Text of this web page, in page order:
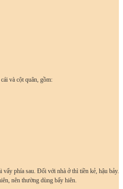
và cột quân, gồm:
vẩy phía sau. Đối với nhà ở thì tiền kẻ, hậu bảy.
nên thường dùng bẩy hiên.